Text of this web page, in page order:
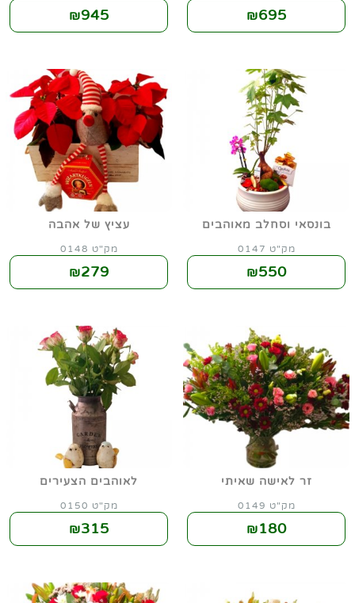
₪695
₪945
בונסאי וסחלב מאוהבים
מק"ט 0147
₪550
עציץ של אהבה
מק"ט 0148
₪279
זר לאישה שאיתי
מק"ט 0149
₪180
לאוהבים הצעירים
מק"ט 0150
₪315